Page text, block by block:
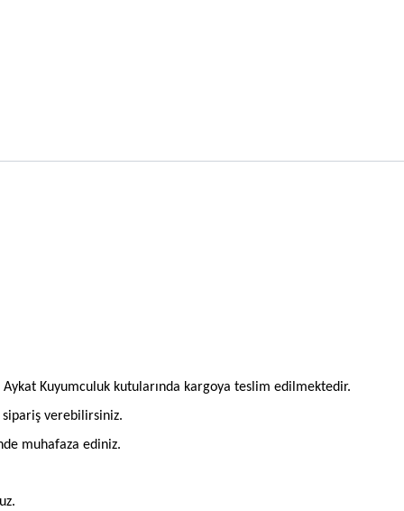
Kuyumculuk kutularında kargoya teslim edilmektedir.
sipariş verebilirsiniz.
muhafaza ediniz.